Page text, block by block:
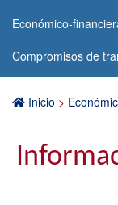
Económico-
Compromisos de
Inicio >